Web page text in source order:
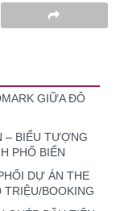
GIỮA ĐÔ
– BIỂU TƯỢNG
PHỐ BIỂN
DỰ ÁN THE
BOOKING